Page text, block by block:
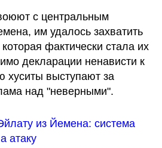
с центральным
им удалось захватить
фактически стала их
декларации ненависти к
хуситы выступают за
над "неверными".
из Йемена: система
атаку